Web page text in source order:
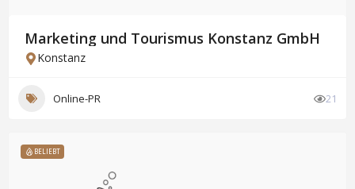
Marketing und Tourismus Konstanz GmbH
Konstanz
Online-PR 21
BELIEBT